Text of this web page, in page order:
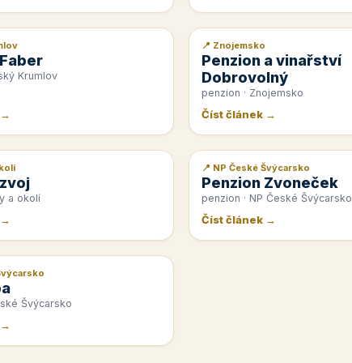
Krumlov
📰 PR článek
📍 Znojemsko
Penzion a vinařství
Dobrovolný
penzion · Znojemsko
Číst článek →
a okolí
📰 PR článek
📍 NP České Švýcarsko
Penzion Zvoneček
penzion · NP České Švýcarsko
Číst článek →
Švýcarsko